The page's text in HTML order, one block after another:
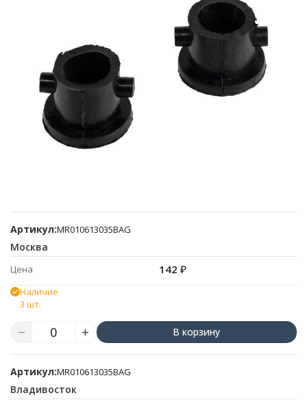
Артикул:MR010613035BAG
Москва
Цена 142 ₽
Наличие
3 шт.
В корзину
Артикул:MR010613035BAG
Владивосток